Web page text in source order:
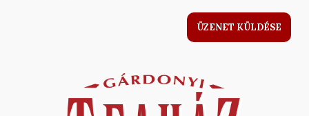
ÜZENET KÜLDÉSE